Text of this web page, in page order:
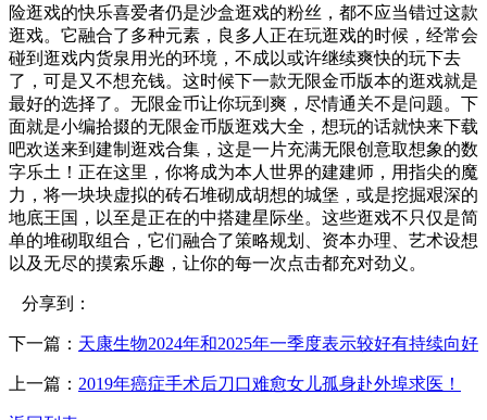
险逛戏的快乐喜爱者仍是沙盒逛戏的粉丝，都不应当错过这款
逛戏。它融合了多种元素，良多人正在玩逛戏的时候，经常会
碰到逛戏内货泉用光的环境，不成以或许继续爽快的玩下去
了，可是又不想充钱。这时候下一款无限金币版本的逛戏就是
最好的选择了。无限金币让你玩到爽，尽情通关不是问题。下
面就是小编拾掇的无限金币版逛戏大全，想玩的话就快来下载
吧欢送来到建制逛戏合集，这是一片充满无限创意取想象的数
字乐土！正在这里，你将成为本人世界的建建师，用指尖的魔
力，将一块块虚拟的砖石堆砌成胡想的城堡，或是挖掘艰深的
地底王国，以至是正在的中搭建星际坐。这些逛戏不只仅是简
单的堆砌取组合，它们融合了策略规划、资本办理、艺术设想
以及无尽的摸索乐趣，让你的每一次点击都充对劲义。
分享到：
下一篇： 天康生物2024年和2025年一季度表示较好有持续向好
上一篇： 2019年癌症手术后刀口难愈女儿孤身赴外埠求医！